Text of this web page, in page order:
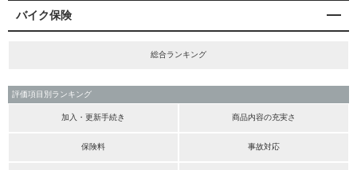
バイク保険
総合ランキング
評価項目別ランキング
加入・更新手続き 商品内容の充実さ
保険料 事故対応